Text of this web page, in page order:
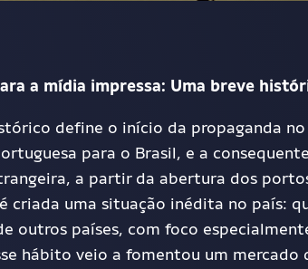
a mídia impressa: Uma breve
define o início da propaganda
para o Brasil, e a
a partir da abertura dos
criada uma situação inédita no país:
outros países, com foco
hábito veio a fomentou um mercado